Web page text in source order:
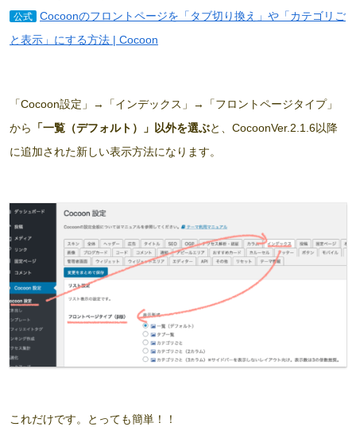
公式
Cocoonのフロントページを「タブ切り換え」や「カテゴリご
と表示」にする方法 | Cocoon
「Cocoon設定」→「インデックス」→「フロントページタイプ」
から
「一覧（デフォルト）」以外を選ぶと、CocoonVer.2.1.6以降
に追加された新しい表示方法になります。
これだけです。とっても簡単！！